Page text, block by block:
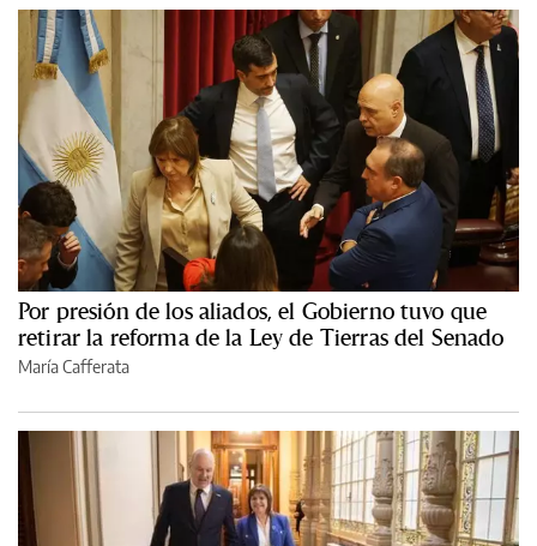
Por presión de los aliados, el Gobierno tuvo que
retirar la reforma de la Ley de Tierras del Senado
María Cafferata